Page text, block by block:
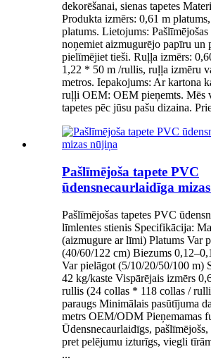
dekorēšanai, sienas tapetes
Produkta izmērs: 0,61 m
platums. Lietojums: Pašlīmējošas
noņemiet aizmugurējo papīru un
pielīmējiet tieši. Ruļļa izmērs:
1,22 * 50 m /rullis, ruļļa izmēru
metros. Iepakojums: Ar kartona
ruļļi OEM: OEM pieņemts. Mēs
tapetes pēc jūsu pašu dizaina.
Pašlīmējoša tapete PVC
ūdensnecaurlaidīga
Pašlīmējošas tapetes PVC
līmlentes stienis Specifikācija:
(aizmugure ar līmi) Platums Var
(40/60/122 cm) Biezums
Var pielāgot (5/10/20/50/100 m)
42 kg/kaste Vispārējais izmērs
rullis (24 collas * 118 collas /
paraugs Minimālais pasūtījuma
metrs OEM/ODM Pieņemamas
Ūdensnecaurlaidīgs,
pret pelējumu izturīgs, viegli
...